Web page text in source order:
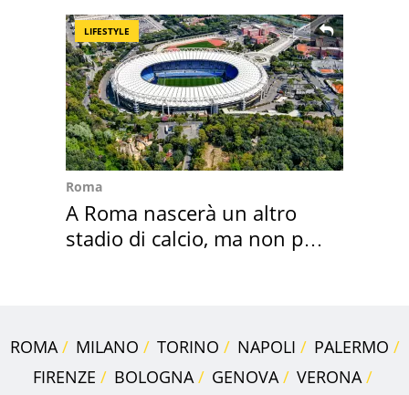
LIFESTYLE
Roma
A Roma nascerà un altro
stadio di calcio, ma non per
ROMA MILANO TORINO NAPOLI
PALERMO
FIRENZE
BOLOGNA GENOVA
VERONA